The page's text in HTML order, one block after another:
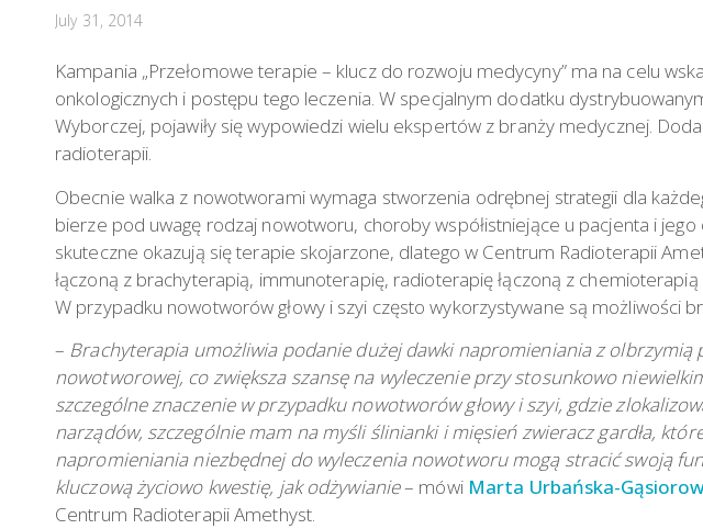
July 31, 2014
Kampania „Przełomowe terapie – klucz do rozwoju medycyny” ma na celu
onkologicznych i postępu tego leczenia. W specjalnym dodatku
Wyborczej, pojawiły się wypowiedzi wielu ekspertów z branży medycznej.
radioterapii.
Obecnie walka z nowotworami wymaga stworzenia odrębnej strategii dla
bierze pod uwagę rodzaj nowotworu, choroby współistniejące u pacjenta i
skuteczne okazują się terapie skojarzone, dlatego w Centrum Radioterapii
łączoną z brachyterapią, immunoterapię, radioterapię łączoną z
W przypadku nowotworów głowy i szyi często wykorzystywane są możliwości
– Brachyterapia umożliwia podanie dużej dawki napromieniania z olbrzymią
nowotworowej, co zwiększa szansę na wyleczenie przy stosunkowo
szczególne znaczenie w przypadku nowotworów głowy i szyi, gdzie
narządów, szczególnie mam na myśli ślinianki i mięsień zwieracz gardła,
napromieniania niezbędnej do wyleczenia nowotworu mogą stracić swoją
kluczową życiowo kwestię, jak odżywianie– mówi Marta Urbańska-
Centrum Radioterapii Amethyst.